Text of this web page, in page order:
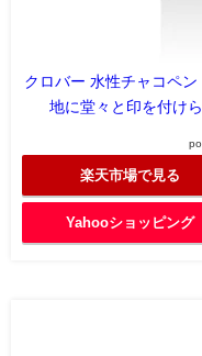
クロバー 水性チャコペ
地に堂々と印を付け
楽天市場で見る
Yahooショッピング